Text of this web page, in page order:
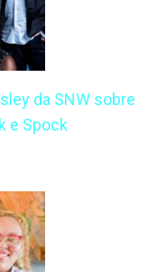
da SNW sobre
e Spock